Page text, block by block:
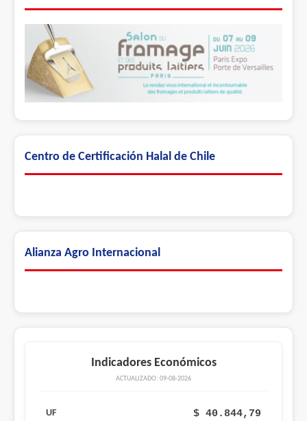
Centro de Certificación Halal de Chile
Alianza Agro Internacional
Indicadores Económicos
ACTUALIZADO: 09-08-2026
UF $ 40.844,79